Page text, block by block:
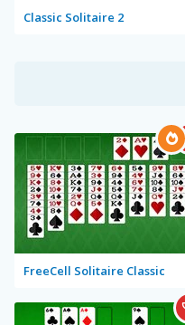
Classic Solitaire 2
FreeCell Solitaire Classic